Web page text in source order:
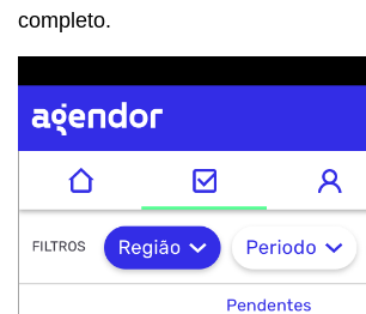
completo.